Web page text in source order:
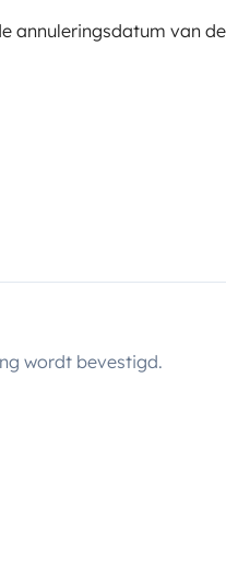
annuleringsdatum van
wordt bevestigd.